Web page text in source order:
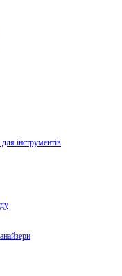
інструментів